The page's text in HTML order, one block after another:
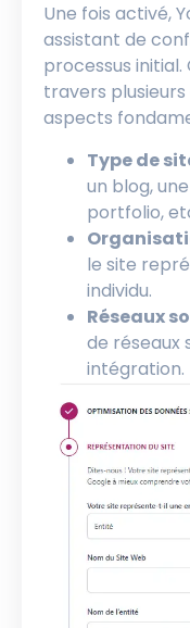
Une fois activé,
assistant de
processus
travers
aspects
Type de
un blog,
portfolio,
le site
individu.
Réseaux
de réseaux
intégration.